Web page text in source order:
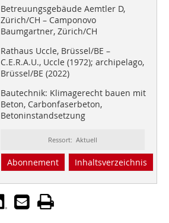
Betreuungsgebäude Aemtler D,
Zürich/CH – Camponovo
Baumgartner, Zürich/CH
Rathaus Uccle, Brüssel/BE –
C.E.R.A.U., Uccle (1972); archipelago,
Brüssel/BE (2022)
Bautechnik: Klimagerecht bauen mit
Beton, Carbonfaserbeton,
Betoninstandsetzung
Ressort: Aktuell
Abonnement Inhaltsverzeichnis